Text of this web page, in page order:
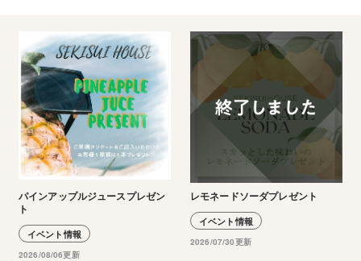
住まいづくりお役立ち情報
他の展示場 ABCハウジングトップ
マイページ アカウント登録
パインアップルジュースプレゼン
ト
イベント情報
2026/08/06更新
レモネードソーダプレゼント
イベント情報
2026/07/30更新